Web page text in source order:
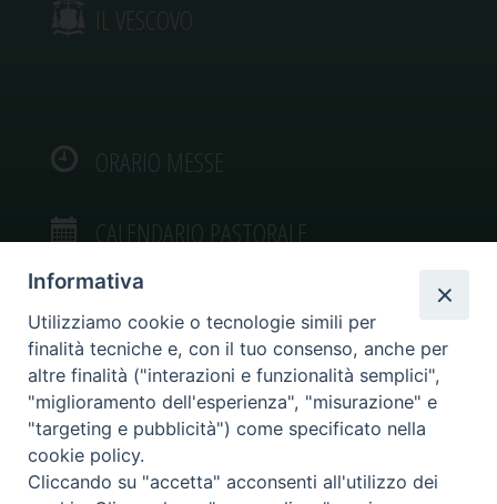
IL VESCOVO
ORARIO MESSE
CALENDARIO PASTORALE
VIDEOGALLERY
PHOTOGALLERY
Informativa
Utilizziamo cookie o tecnologie simili per
finalità tecniche e, con il tuo consenso, anche per
altre finalità ("interazioni e funzionalità semplici",
"miglioramento dell'esperienza", "misurazione" e
"targeting e pubblicità") come specificato nella
cookie policy.
Cliccando su "accetta" acconsenti all'utilizzo dei